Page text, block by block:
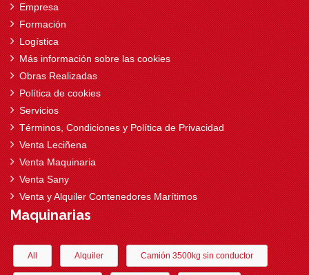
Empresa
Formación
Logística
Más información sobre las cookies
Obras Realizadas
Política de cookies
Servicios
Términos, Condiciones y Política de Privacidad
Venta Leciñena
Venta Maquinaria
Venta Sany
Venta y Alquiler Contenedores Marítimos
Maquinarias
All Alquiler Camión 3500kg sin conductor